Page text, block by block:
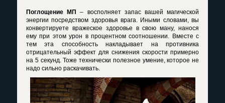
Поглощение МП – восполняет запас вашей магической
энергии посредством здоровья врага. Иными словами, вы
конвертируете вражеское здоровье в свою ману, нанося
ему при этом урон в процентном соотношении. Вместе с
тем эта способность накладывает на противника
отрицательный эффект для снижения скорости примерно
на 5 секунд. Тоже технически полезное умение, которое не
надо сильно раскачивать.